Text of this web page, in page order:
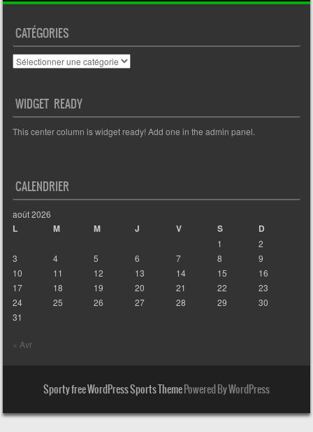
CATÉGORIES
Catégories
WIDGET READY
This center column is widget ready! Add one in the admin panel.
CALENDRIER
août 2026
L M M J V S D
1
2
3
4 5 6 7 8
9
10
11 12 13 14 15
16
17
18 19 20 21 22
23
24
25 26 27 28 29
30
31
« Avr
Sporty free WordPress Sports ThemePowered By WordPress